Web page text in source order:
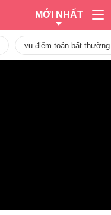
MỚI NHẤT
vụ điểm toán bất